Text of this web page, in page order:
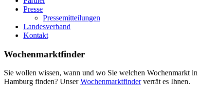
Presse
Pressemitteilungen
Landesverband
Kontakt
Wochenmarktfinder
Sie wollen wissen, wann und wo Sie welchen Wochenmarkt in
Hamburg finden? UnserWochenmarktfinderverrät es Ihnen.